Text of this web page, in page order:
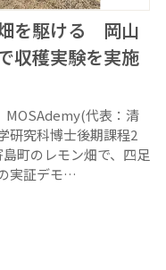
を駆ける 岡山
収穫実験を実施
代表：清
研究科博士後期課程2
町のレモン畑で、四足
実証デモ…